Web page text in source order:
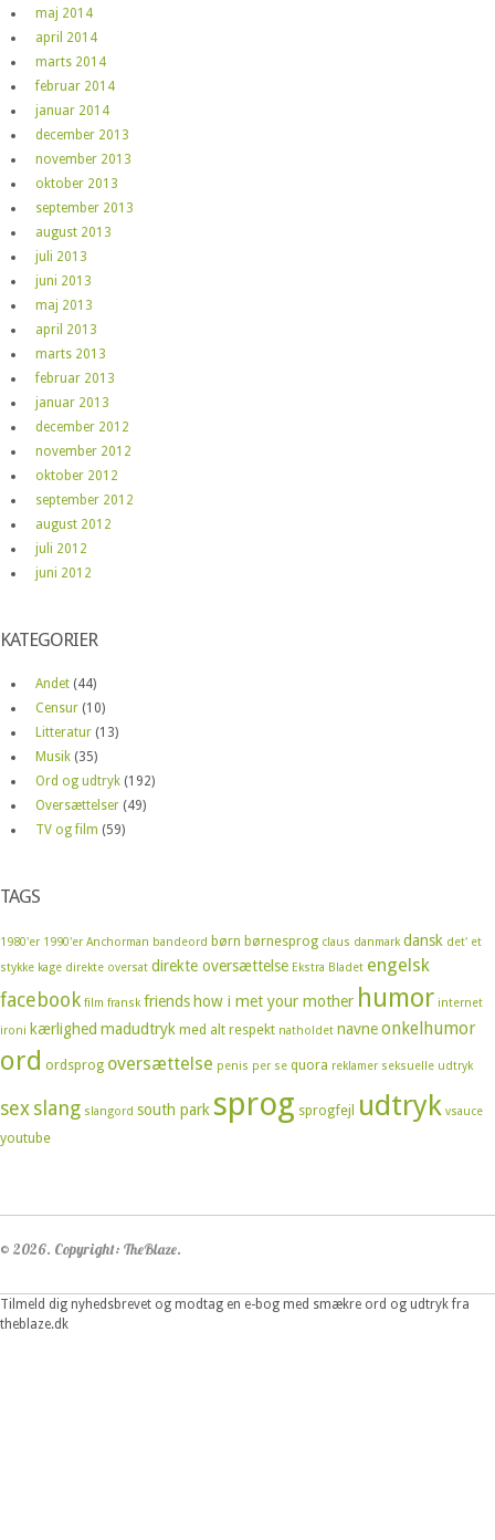
maj 2014
april 2014
marts 2014
februar 2014
januar 2014
december 2013
november 2013
oktober 2013
september 2013
august 2013
juli 2013
juni 2013
maj 2013
april 2013
marts 2013
februar 2013
januar 2013
december 2012
november 2012
oktober 2012
september 2012
august 2012
juli 2012
juni 2012
KATEGORIER
Andet (44)
Censur (10)
Litteratur (13)
Musik (35)
Ord og udtryk (192)
Oversættelser (49)
TV og film (59)
TAGS
1980'er 1990'er Anchorman bandeord børn børnesprog claus danmark dansk det' et
stykke kage direkte oversat direkte oversættelse Ekstra Bladet engelsk
facebook film fransk friends how i met your mother humor internet
ironi kærlighed madudtryk med alt respekt natholdet navneonkelhumor
ord ordsprog oversættelse penis per se quora reklamer seksuelle udtryk
sexslang slangord south park sprog sprogfejl udtryk vsauce
youtube
© 2026. Copyright: TheBlaze.
Tilmeld dig nyhedsbrevet og modtag en e-bog med smækre ord og udtryk fra
theblaze.dk